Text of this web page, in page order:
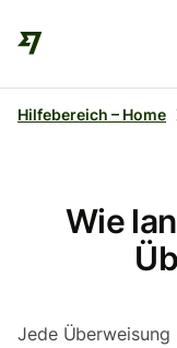
Hilfebereich – Home
Wie
Jede Überweisung